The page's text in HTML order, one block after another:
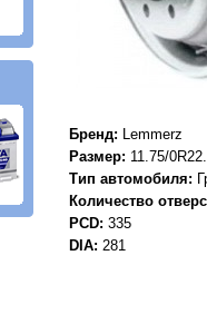
Бренд: Lemmerz
Размер: 11.75/
Тип автомобиля:
Количество
PCD: 335
DIA: 281